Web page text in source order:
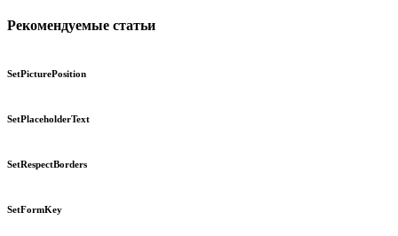
Рекомендуемые статьи
SetPicturePosition
SetPlaceholderText
SetRespectBorders
SetFormKey